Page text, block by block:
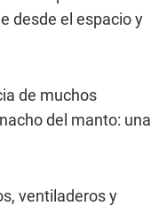
desde el espacio y
de muchos
del manto: una
ventiladeros y